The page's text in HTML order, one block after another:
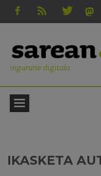
ingurune digitala
IKASKETA